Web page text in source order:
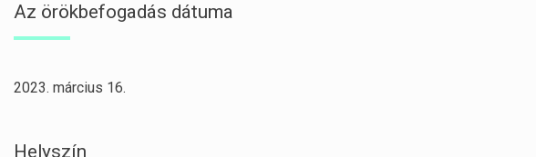
Az örökbefogadás dátuma
2023. március 16.
Helyszín